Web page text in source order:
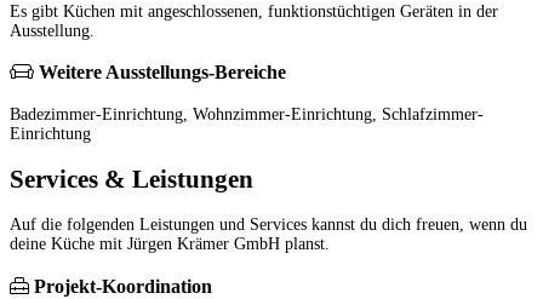
Es gibt Küchen mit angeschlossenen, funktionstüchtigen Geräten in der
Ausstellung.
Weitere Ausstellungs-Bereiche
Badezimmer-Einrichtung, Wohnzimmer-Einrichtung, Schlafzimmer-
Einrichtung
Services & Leistungen
Auf die folgenden Leistungen und Services kannst du dich freuen, wenn du
deine Küche mit Jürgen Krämer GmbH planst.
Projekt-Koordination